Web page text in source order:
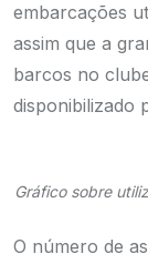
embarcações
assim que a
barcos no
disponibilizado
Gráfico sobre
O número de